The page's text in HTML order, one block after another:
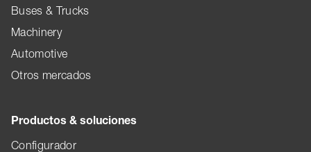
Buses & Trucks
Machinery
Automotive
Otros mercados
Productos & soluciones
Configurador